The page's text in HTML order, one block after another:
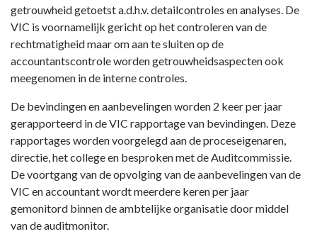
getrouwheid getoetst a.d.h.v. detailcontroles en analyses. De
VIC is voornamelijk gericht op het controleren van de
rechtmatigheid maar om aan te sluiten op de
accountantscontrole worden getrouwheidsaspecten ook
meegenomen in de interne controles.
De bevindingen en aanbevelingen worden 2 keer per jaar
gerapporteerd in de VIC rapportage van bevindingen. Deze
rapportages worden voorgelegd aan de proceseigenaren,
directie, het college en besproken met de Auditcommissie.
De voortgang van de opvolging van de aanbevelingen van de
VIC en accountant wordt meerdere keren per jaar
gemonitord binnen de ambtelijke organisatie door middel
van de auditmonitor.